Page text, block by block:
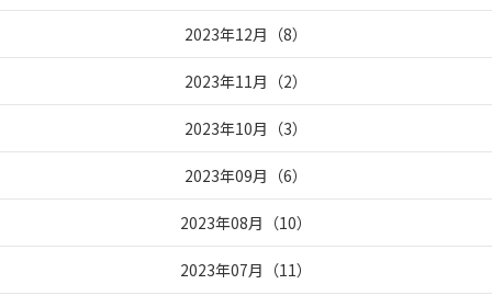
2023年12月 （8）
2023年11月 （2）
2023年10月 （3）
2023年09月 （6）
2023年08月 （10）
2023年07月 （11）